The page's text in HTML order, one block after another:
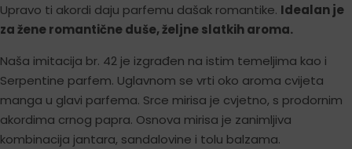
Upravo ti akordi daju parfemu dašak romantike. Idealan je
za žene romantične duše, željne slatkih aroma.
Naša imitacija br. 42 je izgrađen na istim temeljima kao i
Serpentine parfem. Uglavnom se vrti oko aroma cvijeta
manga u glavi parfema. Srce mirisa je cvjetno, s prodornim
akordima crnog papra. Osnova mirisa je zanimljiva
kombinacija jantara, sandalovine i tolu balzama.